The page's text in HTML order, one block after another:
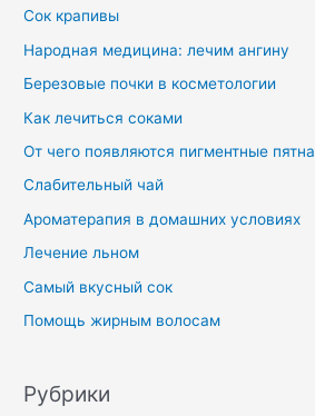
Сок крапивы
Народная медицина: лечим ангину
Березовые почки в косметологии
Как лечиться соками
От чего появляются пигментные пятна
Слабительный чай
Ароматерапия в домашних условиях
Лечение льном
Самый вкусный сок
Помощь жирным волосам
Рубрики